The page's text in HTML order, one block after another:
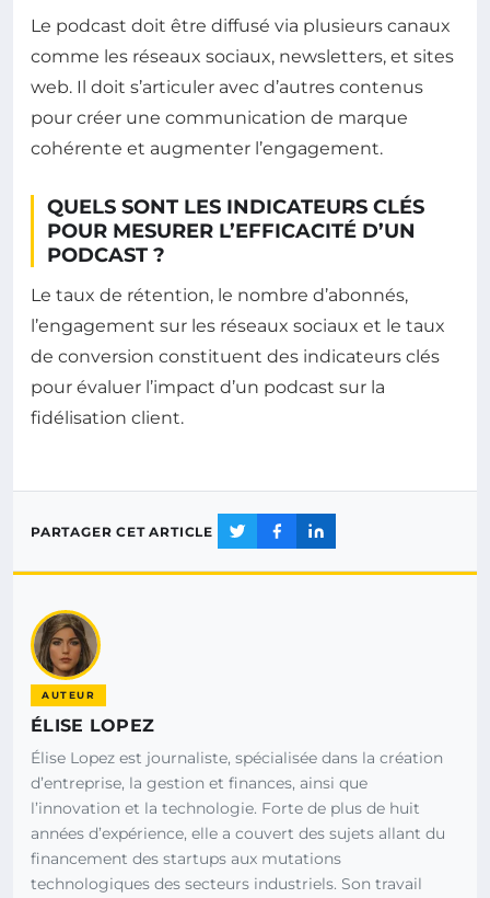
Le podcast doit être diffusé via plusieurs canaux
comme les réseaux sociaux, newsletters, et sites
web. Il doit s’articuler avec d’autres contenus
pour créer une communication de marque
cohérente et augmenter l’engagement.
QUELS SONT LES INDICATEURS CLÉS
POUR MESURER L’EFFICACITÉ D’UN
PODCAST ?
Le taux de rétention, le nombre d’abonnés,
l’engagement sur les réseaux sociaux et le taux
de conversion constituent des indicateurs clés
pour évaluer l’impact d’un podcast sur la
fidélisation client.
PARTAGER CET ARTICLE
AUTEUR
ÉLISE LOPEZ
Élise Lopez est journaliste, spécialisée dans la création
d’entreprise, la gestion et finances, ainsi que
l’innovation et la technologie. Forte de plus de huit
années d’expérience, elle a couvert des sujets allant du
financement des startups aux mutations
technologiques des secteurs industriels. Son travail